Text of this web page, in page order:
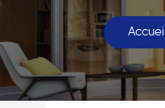
Accueil